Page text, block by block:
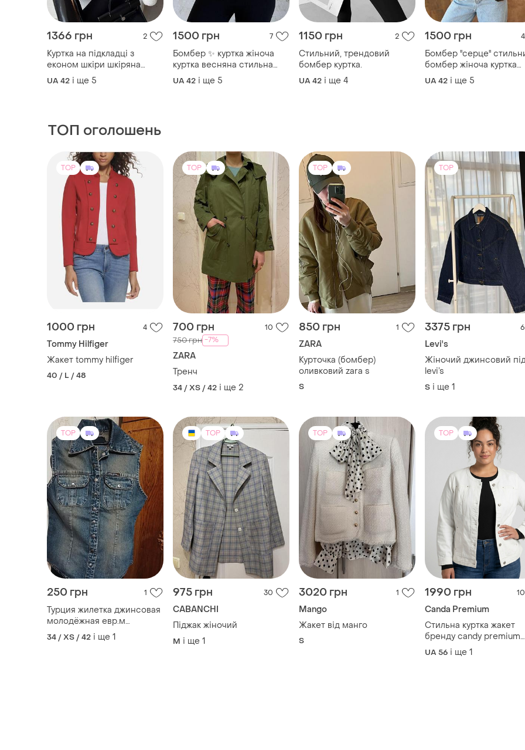
1366 грн 2
Куртка на підкладці з
економ шкіри шкіряна
куртка
UA 42 і ще 5
1500 грн 7
Бомбер ✨ куртка жіноча
куртка весняна стильна
куртка-бомбер
UA 42 і ще 5
1150 грн 2
Стильний, трендовий
бомбер куртка.
UA 42 і ще 4
1500 грн 4
Бомбер ''серце''
бомбер жіноча куртка
куртка весняна 🌿
UA 42 і ще 5
ТОП оголошень
TOP
1000 грн 4
Tommy Hilfiger
Жакет tommy hilfiger
40 / L / 48
TOP
700 грн 10
750 грн -7%
ZARA
Тренч
34 / XS / 42 і ще 2
TOP
850 грн 1
ZARA
Курточка (бомбер)
оливковий zara s
S
TOP
3375 грн 6
Levi's
Жіночий джинсовий
levi’s
S і ще 1
TOP
250 грн 1
Турция жилетка джинсовая
молодёжная евр.м
маломерит на s -xs
34 / XS / 42 і ще 1
TOP
975 грн 30
CABANCHI
Піджак жіночий
M і ще 1
TOP
3020 грн 1
Mango
Жакет від манго
S
TOP
1990 грн 10
Canda Premium
Стильна куртка жакет
бренду candy premium
батал.
UA 56 і ще 1